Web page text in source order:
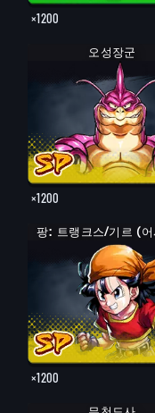
×1200
오성장군
×1200
×1200